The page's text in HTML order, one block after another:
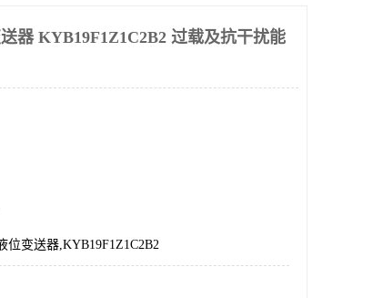
器 KYB19F1Z1C2B2 过载及抗干扰能
位变送器,KYB19F1Z1C2B2